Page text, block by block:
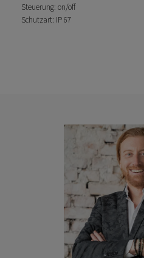
Steuerung: on/off
Schutzart: IP 67